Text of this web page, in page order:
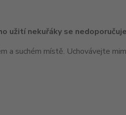
užití nekuřáky se
a suchém místě. Uchovávejte